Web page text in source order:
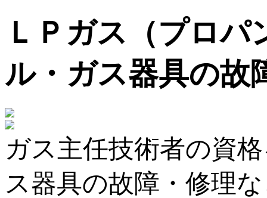
ＬＰガス（プロ
ル・ガス器具の故
ガス主任技術者の資
ス器具の故障・修理